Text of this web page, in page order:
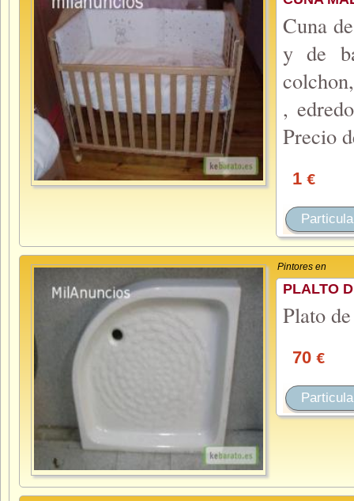
Cuna
y de
,
Precio
1 €
Pintores en
PLALTO
Plato
70 €